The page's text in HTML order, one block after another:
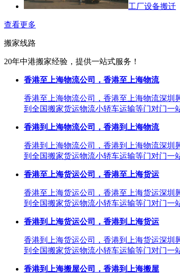
工厂设备搬迁
查看更多
搬家线路
20年中港搬家经验，提供一站式服务！
香港至上海物流公司，香港至上海物流
香港至上海物流公司，香港至上海物流深圳
到全国搬家货运物流小轿车运输等门对门一
香港到上海物流公司，香港到上海物流
香港到上海物流公司，香港到上海物流深圳
到全国搬家货运物流小轿车运输等门对门一
香港至上海货运公司，香港至上海货运
香港至上海货运公司，香港至上海货运深圳
到全国搬家货运物流小轿车运输等门对门一
香港到上海货运公司，香港到上海货运
香港到上海货运公司，香港到上海货运深圳
到全国搬家货运物流小轿车运输等门对门一
香港到上海搬屋公司，香港到上海搬屋